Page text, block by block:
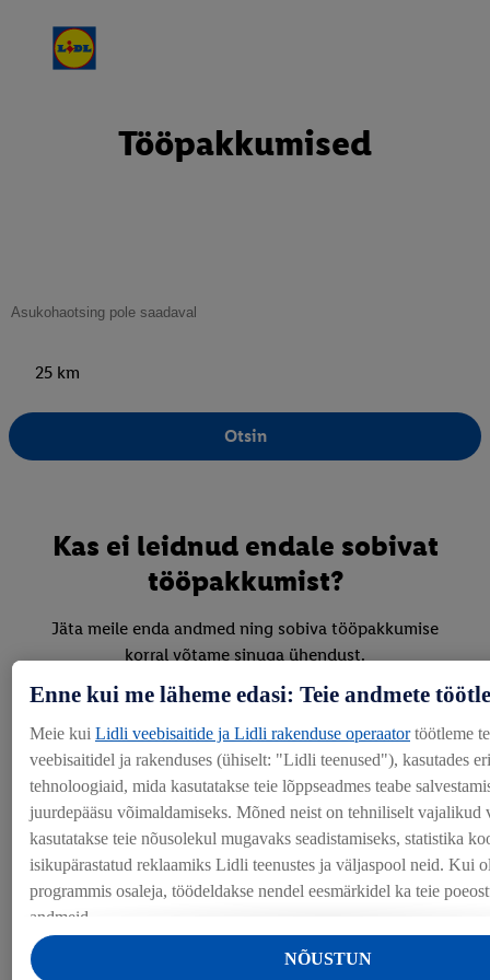
Tööpakkumised
25 km
Otsin
Kas ei leidnud endale sobivat
tööpakkumist?
Jäta meile enda andmed ning sobiva tööpakkumise
korral võtame sinuga ühendust.
Lidlist
Peakontor
Enne kui me läheme edasi: Teie andmete
Meie kui Lidli veebisaitide ja Lidli rakenduse operaatortöötleme
veebisaitidel ja rakenduses (ühiselt: "Lidli teenused"), kasutades
tehnoloogiaid, mida kasutatakse teie lõppseadmes teabe
juurdepääsu võimaldamiseks. Mõned neist on tehniliselt vajalikud
kasutatakse teie nõusolekul mugavaks seadistamiseks, statistika
isikupärastatud reklaamiks Lidli teenustes ja väljaspool neid. Kui
programmis osaleja, töödeldakse nendel eesmärkidel ka teie
andmeid.
Rubriigis "Kohandamine" saate lubada üksikuid eesmärke ja leida
andmetöötluse kohta.
NÕUSTUN